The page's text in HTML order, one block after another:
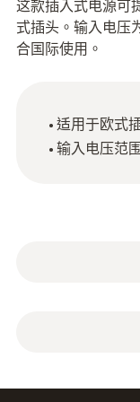
这款插入式电源可
式插头。输入电压
合国际使用。
适用于欧式
输入电压范
插入式电源